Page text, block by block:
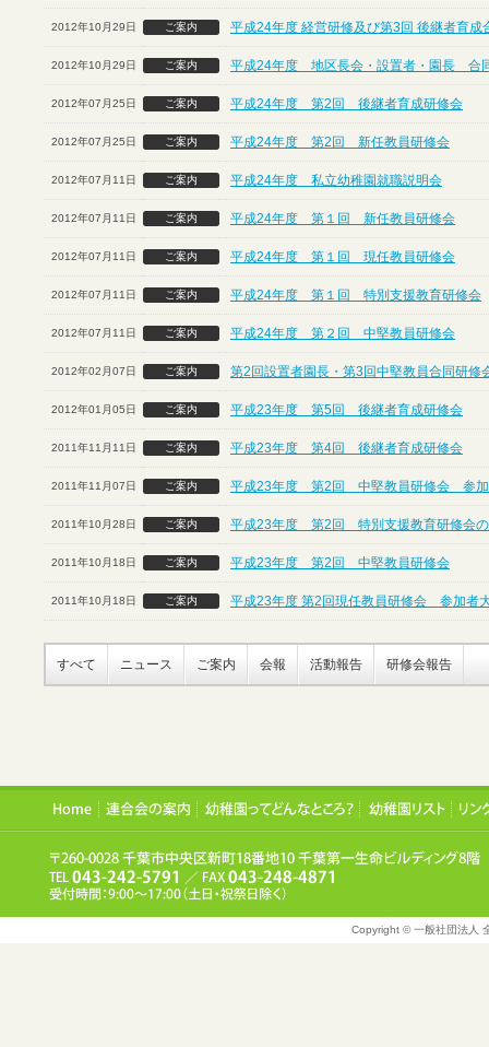
2012年10月29日 ご案内 平成24年度 経営研修及び第3回 後継者育成
2012年10月29日 ご案内 平成24年度 地区長会・設置者・園長 合
2012年07月25日 ご案内 平成24年度 第2回 後継者育成研修会
2012年07月25日 ご案内 平成24年度 第2回 新任教員研修会
2012年07月11日 ご案内 平成24年度 私立幼稚園就職説明会
2012年07月11日 ご案内 平成24年度 第１回 新任教員研修会
2012年07月11日 ご案内 平成24年度 第１回 現任教員研修会
2012年07月11日 ご案内 平成24年度 第１回 特別支援教育研修会
2012年07月11日 ご案内 平成24年度 第２回 中堅教員研修会
2012年02月07日 ご案内 第2回設置者園長・第3回中堅教員合同研修
2012年01月05日 ご案内 平成23年度 第5回 後継者育成研修会
2011年11月11日 ご案内 平成23年度 第4回 後継者育成研修会
2011年11月07日 ご案内 平成23年度 第2回 中堅教員研修会 参加
2011年10月28日 ご案内 平成23年度 第2回 特別支援教育研修会
2011年10月18日 ご案内 平成23年度 第2回 中堅教員研修会
2011年10月18日 ご案内 平成23年度 第2回現任教員研修会 参加者
すべて ニュース ご案内 会報 活動報告 研修会報告
Copyright © 一般社団法人